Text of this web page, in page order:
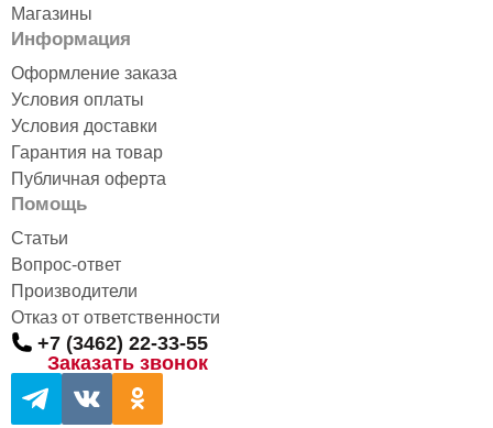
Магазины
Информация
Оформление заказа
Условия оплаты
Условия доставки
Гарантия на товар
Публичная оферта
Помощь
Статьи
Вопрос-ответ
Производители
Отказ от ответственности
+7 (3462) 22-33-55
Заказать звонок